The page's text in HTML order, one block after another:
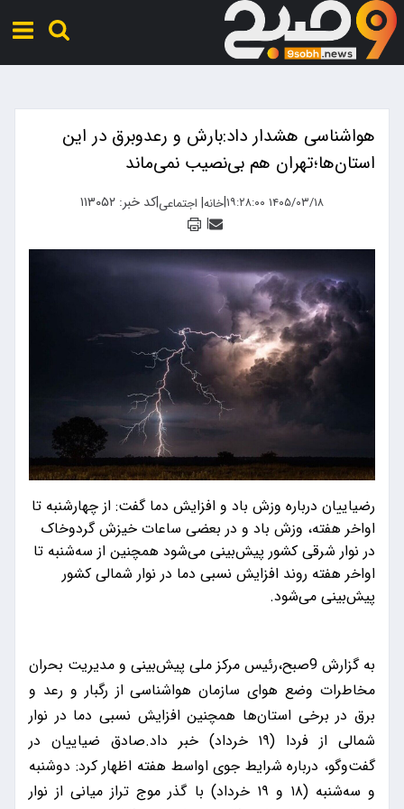
هواشناسی هشدار داد:بارش و رعدوبرق در این
استان‌ها؛تهران هم بی‌نصیب نمی‌ماند
۱۴۰۵/۰۳/۱۸ ۱۹:۲۸:۰۰ |خانه| اجتماعی|کد خبر: ۱۱۳۰۵۲
|
رضیاییان درباره وزش باد و افزایش دما گفت: از چهارشنبه تا
اواخر هفته، وزش باد و در بعضی ساعات خیزش گردوخاک
در نوار شرقی کشور پیش‌بینی می‌شود همچنین از سه‌شنبه تا
اواخر هفته روند افزایش نسبی دما در نوار شمالی کشور
پیش‌بینی می‌شود.
به گزارش 9صبح،رئیس مرکز ملی پیش‌بینی و مدیریت بحران
مخاطرات وضع هوای سازمان هواشناسی از رگبار و رعد و
برق در برخی استان‌ها همچنین افزایش نسبی دما در نوار
شمالی از فردا (۱۹ خرداد) خبر داد.صادق ضیاییان در
گفت‌وگو، درباره شرایط جوی اواسط هفته اظهار کرد: دوشنبه
و سه‌شنبه (۱۸ و ۱۹ خرداد) با گذر موج تراز میانی از نوار